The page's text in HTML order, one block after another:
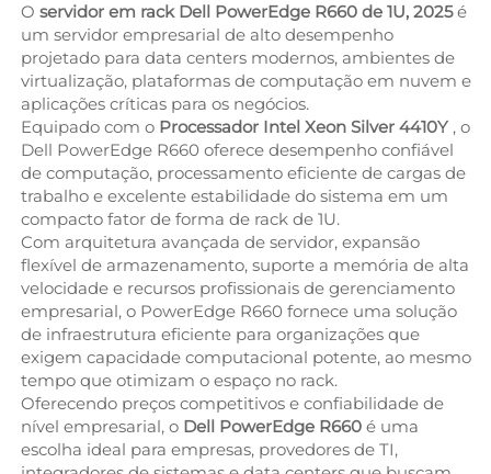
O servidor em rack Dell PowerEdge R660 de 1U, 2025é
um servidor empresarial de alto desempenho
projetado para data centers modernos, ambientes de
virtualização, plataformas de computação em nuvem e
aplicações críticas para os negócios.
Equipado com o Processador Intel Xeon Silver 4410Y , o
Dell PowerEdge R660 oferece desempenho confiável
de computação, processamento eficiente de cargas de
trabalho e excelente estabilidade do sistema em um
compacto fator de forma de rack de 1U.
Com arquitetura avançada de servidor, expansão
flexível de armazenamento, suporte a memória de alta
velocidade e recursos profissionais de gerenciamento
empresarial, o PowerEdge R660 fornece uma solução
de infraestrutura eficiente para organizações que
exigem capacidade computacional potente, ao mesmo
tempo que otimizam o espaço no rack.
Oferecendo preços competitivos e confiabilidade de
nível empresarial, o Dell PowerEdge R660 é uma
escolha ideal para empresas, provedores de TI,